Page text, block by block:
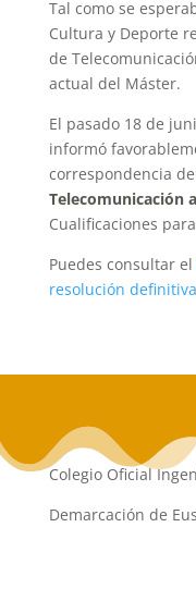
Tal como se
Cultura y Deporte
de
actual del Máster.
El pasado 18 de
informó
correspondencia
Telecomunicación
Cualificaciones
Puedes consultar el
resolución definitiva
Colegio Oficial
Demarcación de